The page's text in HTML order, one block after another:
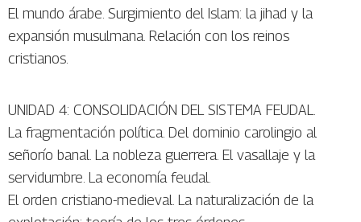
El mundo árabe. Surgimiento del Islam: la jihad y la
expansión musulmana. Relación con los reinos
cristianos.
UNIDAD 4: CONSOLIDACIÓN DEL SISTEMA FEUDAL.
La fragmentación política. Del dominio carolingio al
señorío banal. La nobleza guerrera. El vasallaje y la
servidumbre. La economía feudal.
El orden cristiano-medieval. La naturalización de la